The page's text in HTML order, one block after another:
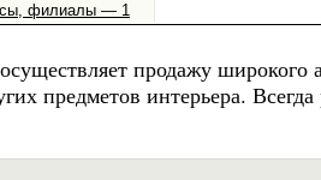
филиалы — 1
продажу широкого
предметов интерьера.